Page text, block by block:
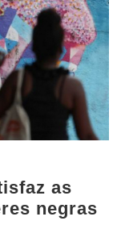
as
negras